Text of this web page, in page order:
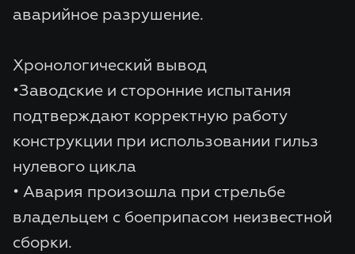
аварийное разрушение.
Хронологический вывод
•Заводские и сторонние испытания
подтверждают корректную работу
конструкции при использовании гильз
нулевого цикла
• Авария произошла при стрельбе
владельцем с боеприпасом неизвестной
сборки.